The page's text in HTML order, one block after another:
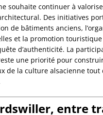
souhaite continuer à
Des initiatives
de bâtiments anciens,
et la promotion
d’authenticité. La
une priorité pour
de la culture alsacienne tout
entre